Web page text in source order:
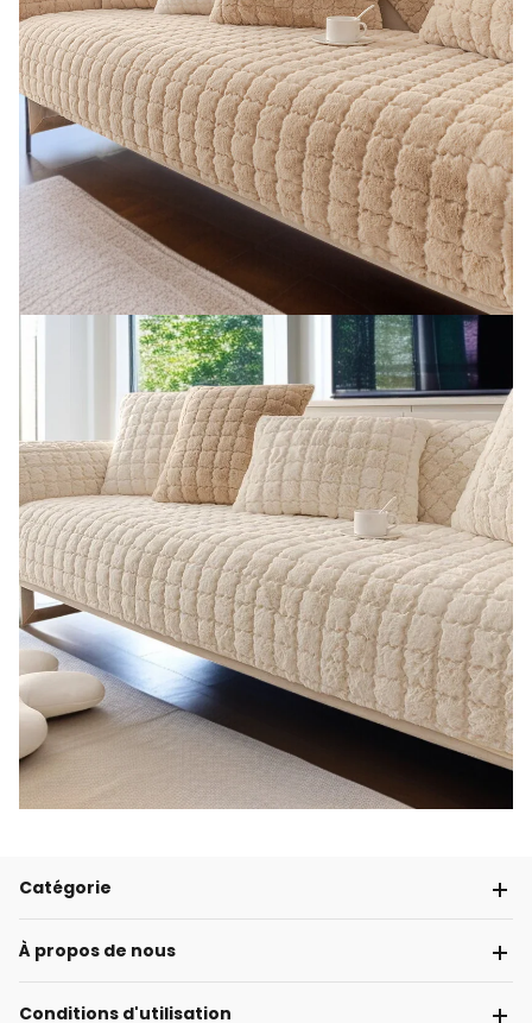
Catégorie
À propos de nous
Conditions d'utilisation